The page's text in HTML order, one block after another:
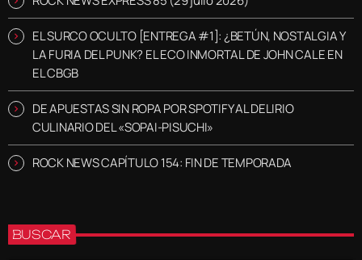
EL SURCO OCULTO [ENTREGA #1]: ¿BETÚN, NOSTALGIA Y
LA FURIA DEL PUNK? EL ECO INMORTAL DE JOHN CALE EN
EL CBGB
DE APUESTAS SIN ROPA POR SPOTIFY AL DELIRIO
CULINARIO DEL «SOPAI-PISUCHI»
ROCK NEWS CAPÍTULO 154: FIN DE TEMPORADA
BUSCAR